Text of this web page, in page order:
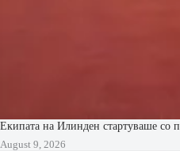
Екипата на Илинден стартуваше со
August 9, 2026